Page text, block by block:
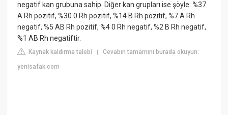
negatif kan grubuna sahip. Diğer kan grupları ise şöyle: %37
A Rh pozitif, %30 0 Rh pozitif, %14 B Rh pozitif, %7 A Rh
negatif, %5 AB Rh pozitif, %4 0 Rh negatif, %2 B Rh negatif,
%1 AB Rh negatiftir.
Kaynak kaldırma talebi |Cevabın tamamını burada okuyun:
yenisafak.com